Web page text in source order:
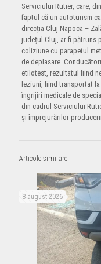
Serviciului Rutier, care,
faptul că un autoturism
direcția Cluj-Napoca –
județul Cluj, ar fi pătruns
coliziune cu parapetul
de deplasare.
etilotest, rezultatul fiind
leziuni, fiind transportat
îngrijiri medicale de
din cadrul Serviciului
și împrejurărilor
Articole similare
8 august 2026